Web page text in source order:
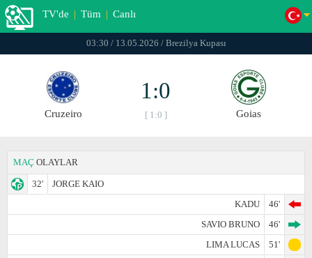
TV'de | Tüm | Canlı
03:30 / 13.05.2026 / Brezilya Kupası
Cruzeiro
1:0
[ 1:0 ] Goias
MAÇ OLAYLAR
32'
JORGE KAIO
KADU
46'
SAVIO BRUNO
46'
LIMA LUCAS
51'